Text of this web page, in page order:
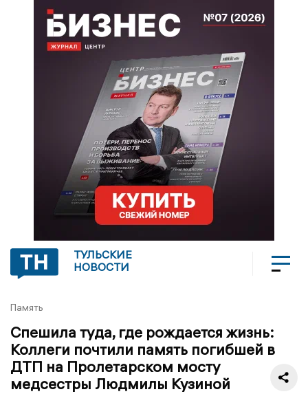
ТУЛЬСКИЕ
НОВОСТИ
Память
Спешила туда, где рождается жизнь:
Коллеги почтили память погибшей в
ДТП на Пролетарском мосту
медсестры Людмилы Кузиной